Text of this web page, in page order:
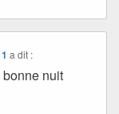
a dit :
nuit